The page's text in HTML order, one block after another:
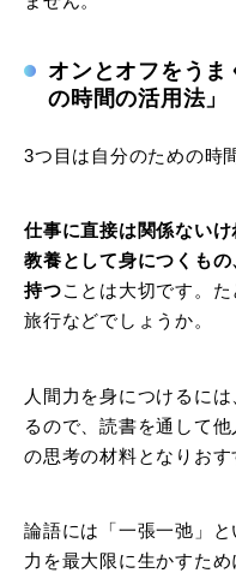
オンとオフをうま
の時間の活用法」
3つ目は自分のための時
仕事に直接は関係ないけ
教養として身につくも
持つことは大切です。
旅行などでしょうか。
人間力を身につけるに
るので、読書を通して
の思考の材料となりおす
論語には「一張一弛」
力を最大限に生かすた